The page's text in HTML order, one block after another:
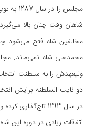
مجلس
شاهان وقت چنان بالا
مخالفین شاه فتح می‌شود
ولیعهدش را به سلطنت
در سال 1293 تاج‌گذاری کرده و رسما شاه ایران می‌شود.
اتفاقات زیادی در دوره